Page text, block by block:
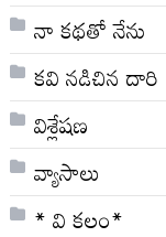
నా క‌థ‌తో నేను
కవి నడిచిన దారి
విశ్లేషణ
వ్యాసాలు
* వి క‌లం*